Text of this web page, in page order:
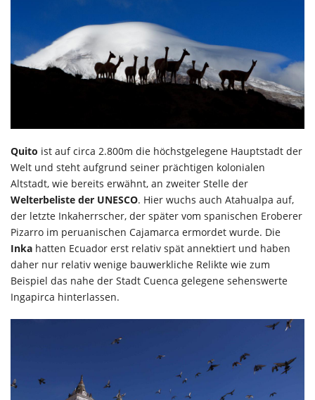
Quito ist auf circa 2.800m die höchstgelegene Hauptstadt der
Welt und steht aufgrund seiner prächtigen kolonialen
Altstadt, wie bereits erwähnt, an zweiter Stelle der
Welterbeliste der UNESCO. Hier wuchs auch Atahualpa auf,
der letzte Inkaherrscher, der später vom spanischen Eroberer
Pizarro im peruanischen Cajamarca ermordet wurde. Die
Inka hatten Ecuador erst relativ spät annektiert und haben
daher nur relativ wenige bauwerkliche Relikte wie zum
Beispiel das nahe der Stadt Cuenca gelegene sehenswerte
Ingapirca hinterlassen.